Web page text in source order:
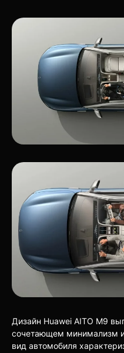
Дизайн Huawei AITO M9
сочетающем минимализм
вид автомобиля